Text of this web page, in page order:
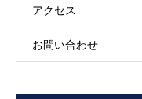
アクセス
お問い合わせ